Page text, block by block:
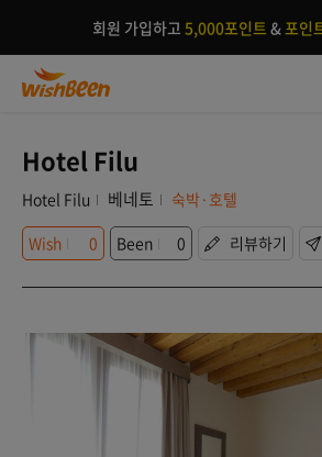
회원 가입하고 5,000포인트 &포인
Hotel Filu
Hotel Filu 베네토
숙박·호텔
Wish
0 Been 0 리뷰하기